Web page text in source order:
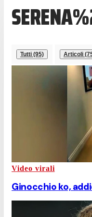
Tutti (95) Articoli
Video virali
Ginocchio ko,